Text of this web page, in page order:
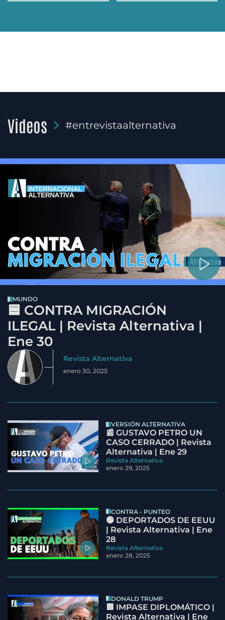
Videos #entrevistaalternativa
MUNDO
🟦 CONTRA MIGRACIÓN
ILEGAL | Revista Alternativa |
Ene 30
Revista Alternativa
enero 30, 2025
VERSIÓN ALTERNATIVA
📰 GUSTAVO PETRO UN
CASO CERRADO | Revista
Alternativa | Ene 29
Revista Alternativa
enero 29, 2025
CONTRA - PUNTEO
🟢 DEPORTADOS DE EEUU
| Revista Alternativa | Ene
28
Revista Alternativa
enero 28, 2025
DONALD TRUMP
🟦 IMPASE DIPLOMÁTICO |
Revista Alternativa | Ene